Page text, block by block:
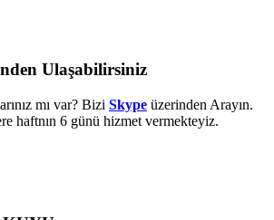
Ulaşabilirsiniz
mı var? Bizi Skype üzerinden Arayın.
haftnın 6 günü hizmet vermekteyiz.